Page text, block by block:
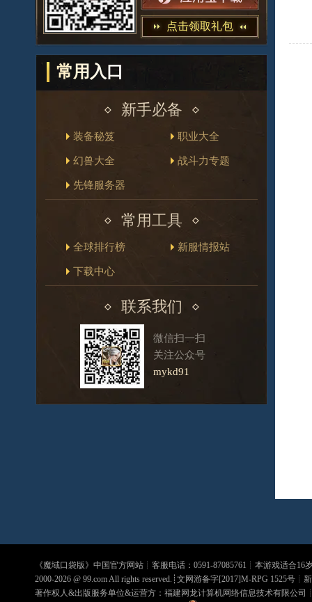
点击领取礼包
常用入口
新手必备
装备秘笈 职业大全
幻兽大全 战斗力专题
先锋服务器
常用工具
全球排行榜 新服情报站
下载中心
联系我们
微信扫一扫
关注公众号
mykd91
《魔域口袋版》中国官方网站┊客服电话：0591-87085761┊本游戏适合16
2000-2026 @ 99.comAll rights reserved.┊文网游备字[2017]M-RPG 1525号┊
著作权人&出版服务单位&运营方：福建网龙计算机网络信息技术有限公司